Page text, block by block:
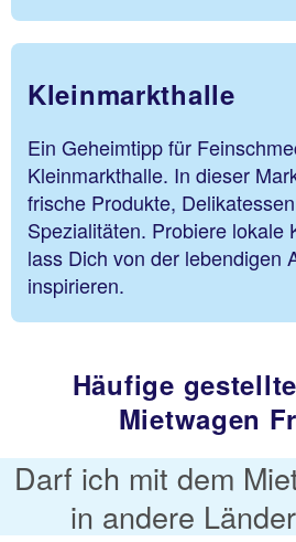
Kleinmarkthalle
Ein Geheimtipp für
Kleinmarkthalle. In dieser
frische Produkte,
Spezialitäten. Probiere lokale
lass Dich von der lebendigen
inspirieren.
Häufige
Mietwagen
Darf ich mit dem
in andere